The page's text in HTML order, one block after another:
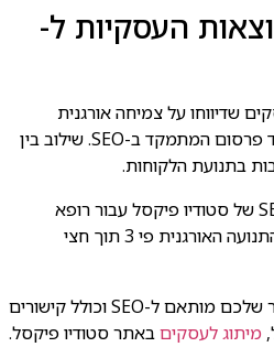
העסקיות ל-
עדכני, 64% מהעסקים שדיווחו על צמיחה אורגנית
בישראל ב-2026 עבדו עם משרד פרסום המתמקד ב-SEO. שילוב בין
בתנועת הלקוחות.
דוגמה מעשית: קמפיין SEO של סטודיו פיקסל עבור רופא
שיניים בחיפה הגדיל את התנועה האורגנית פי 3 תוך חצי
ודאו שהאתר שלכם מותאם ל-SEO וכולל קישורים
מיתוג לעסקיםבאתר סטודיו פיקסל.